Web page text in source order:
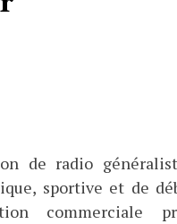
de radio
sportive et de
commerciale